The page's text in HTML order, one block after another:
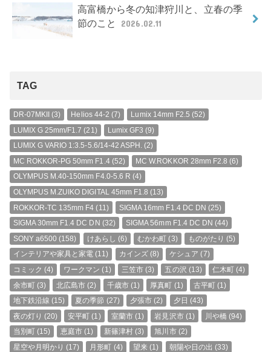
高富橋から冬の知津狩川と、立春の季
節のこと
2026.02.11
TAG
DR-07MKII (3) Helios 44-2 (7) Lumix 14mm F2.5 (52)
LUMIX G 25mm/F1.7 (21) Lumix GF3 (9)
LUMIX G VARIO 1:3.5-5.6/14-42 ASPH. (2)
MC ROKKOR-PG 50mm F1.4(52) MC W.ROKKOR 28mm F2.8 (6)
OLYMPUS M.40-150mm F4.0-5.6 R (4)
OLYMPUS M.ZUIKO DIGITAL 45mm F1.8 (13)
ROKKOR-TC 135mm F4 (11) SIGMA 16mm F1.4 DC DN (25)
SIGMA 30mm F1.4 DC DN (32) SIGMA 56mm F1.4 DC DN (44)
SONY a6500 (158) けあらし (6) むかわ町 (3) ものがたり (5)
インテリアや家具と家電 (11) カインズ(8) ケシュア (7)
コミック (4) ワークマン (1) 三笠市 (3) 五の沢 (13) 仁木町 (4)
余市町(3) 北広島市 (2) 千歳市(1) 厚真町 (1) 古平町 (1)
地下鉄沿線 (15) 夏の季節 (27) 夕張市 (2) 夕日 (43)
夜の灯り (20) 安平町 (1) 室蘭市(1) 岩見沢市(1) 川や橋 (94)
当別町(15) 恵庭市 (1) 新篠津村(3) 旭川市(2)
星空や月明かり (17) 月形町 (4) 望来 (1) 朝陽や日の出 (33)